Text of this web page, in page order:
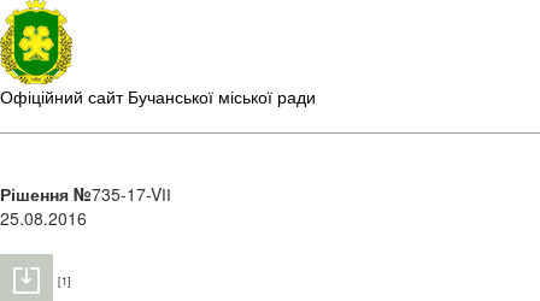
Офіційний сайт Бучанської міської ради
Рішення №735-17-VІІ
25.08.2016
[1]